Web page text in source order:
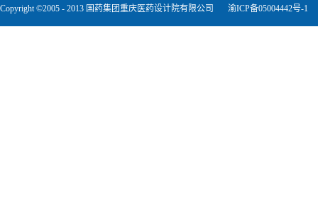
Copyright ©2005 - 2013 国药集团重庆医药设计院有限公司 渝ICP备05004442号-1